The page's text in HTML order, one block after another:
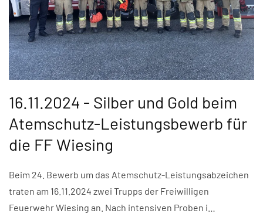
16.11.2024 - Silber und Gold beim
Atemschutz-Leistungsbewerb für
die FF Wiesing
Beim 24. Bewerb um das Atemschutz-Leistungsabzeichen
traten am 16.11.2024 zwei Trupps der Freiwilligen
Feuerwehr Wiesing an. Nach intensiven Proben i…